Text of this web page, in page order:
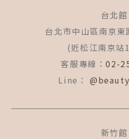
o
k
-
f
a
g
r
a
m
b
台北館
台北市中山區南京
(近松江南京站
客服專線：02-
Line：
新竹館